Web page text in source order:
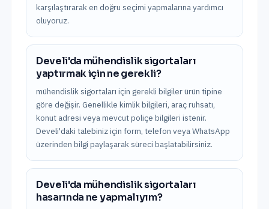
karşılaştırarak en doğru seçimi yapmalarına yardımcı
oluyoruz.
Develi'da mühendislik sigortaları
yaptırmak için ne gerekli?
mühendislik sigortaları için gerekli bilgiler ürün tipine
göre değişir. Genellikle kimlik bilgileri, araç ruhsatı,
konut adresi veya mevcut poliçe bilgileri istenir.
Develi'daki talebiniz için form, telefon veya WhatsApp
üzerinden bilgi paylaşarak süreci başlatabilirsiniz.
Develi'da mühendislik sigortaları
hasarında ne yapmalıyım?